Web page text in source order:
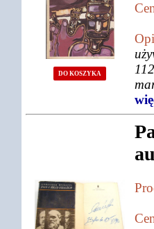
DO KOSZYKA